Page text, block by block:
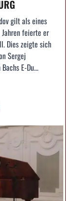
gilt als eines
feierte er
Dies zeigte sich
Sergej
E-Du...